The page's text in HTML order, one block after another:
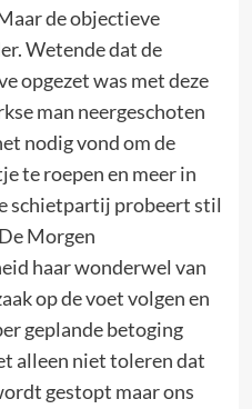
de objectieve
Wetende dat de
opgezet was met deze
man neergeschoten
nodig vond om de
te roepen en meer in
schietpartij probeert stil
Morgen
haar wonderwel van
op de voet volgen en
geplande betoging
alleen niet toleren dat
gestopt maar ons